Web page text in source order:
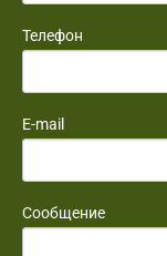
Телефон
E-mail
Сообщение